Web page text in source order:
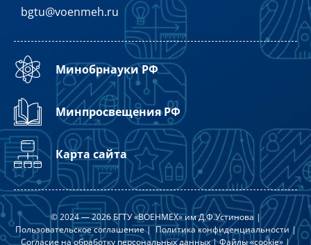
bgtu@voenmeh.ru
Минобрнауки РФ
Минпросвещения РФ
Карта сайта
© 2024 — 2026 БГТУ «ВОЕНМЕХ» им Д.Ф.Устинова |
Пользовательское соглашение|Политика конфиденциальности |
Согласие на обработку персональных данных|Файлы «cookie»|